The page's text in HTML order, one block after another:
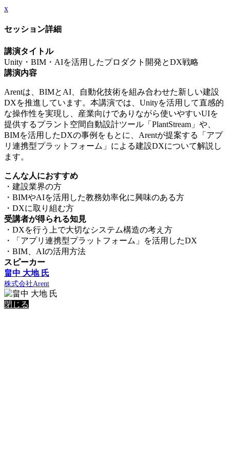
x
セッション詳細
講演タイトル
Unity・BIM・AIを活用したプロダクト開発とDX戦略
講演内容
Arentは、BIMとAI、自動化技術を組み合わせた新しい建設
DXを推進しています。本講演では、Unityを活用して直感的
な操作性を実現し、産業向けでありながら使いやすいUIを
提供するプラント空間自動設計ツール「PlantStream」や、
BIMを活用したDXの事例をもとに、Arentが提案する「アプ
リ連携型プラットフォーム」による建設DXについて解説し
ます。
こんな人におすすめ
・建設業界の方
・BIMやAIを活用した教務効率化に興味のある方
・DXに取り組む方
受講者が得られる知見
・DXを行う上で大切なシステム構造の考え方
・「アプリ連携型プラットフォーム」を活用したDX
・BIM、AIの活用方法
スピーカー
畠中 大地 氏
株式会社Arent
閉じる